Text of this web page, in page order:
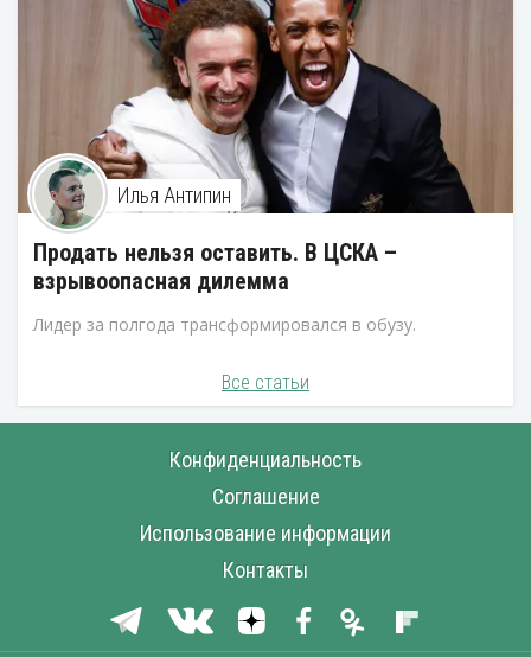
Илья Антипин
Продать нельзя оставить. В ЦСКА –
взрывоопасная дилемма
Лидер за полгода трансформировался в обузу.
Все статьи
Конфиденциальность
Соглашение
Использование информации
Контакты